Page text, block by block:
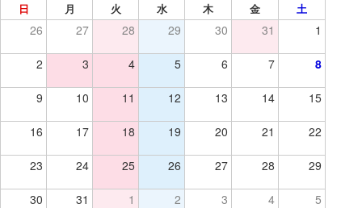
日 月 火 水 木 金 土
26 27 28 29 30 31 1
2 3 4 5 6 7 8
9 10 11 12 13 14 15
16 17 18 19 20 21 22
23 24 25 26 27 28 29
30 31 1 2 3 4 5